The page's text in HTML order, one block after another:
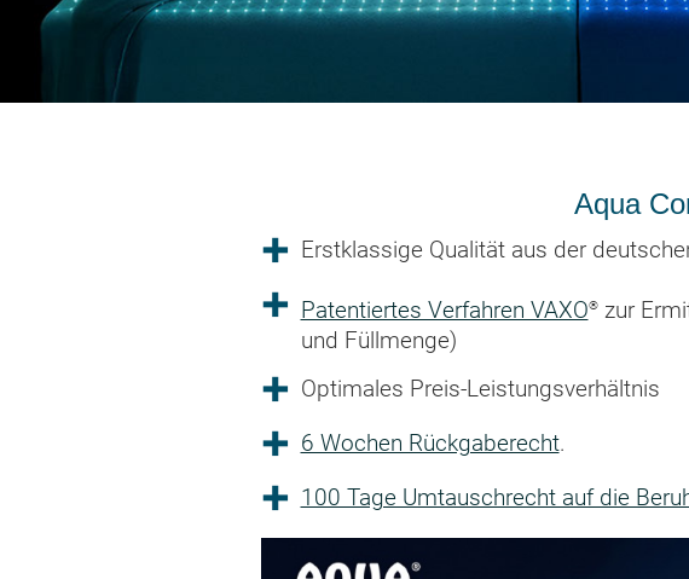
Aqua
Erstklassige Qualität aus der
Patentiertes Verfahren VAXO®zur
und Füllmenge)
Optimales Preis-Leistungsverhältnis
6 Wochen Rückgaberecht.
100 Tage Umtauschrecht auf die